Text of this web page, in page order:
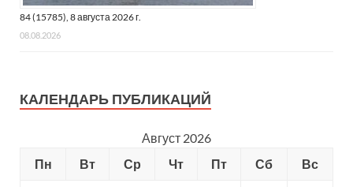
84 (15785), 8 августа 2026 г.
08.08.2026
КАЛЕНДАРЬ ПУБЛИКАЦИЙ
Август 2026
Пн
Вт Ср Чт Пт Сб Вс